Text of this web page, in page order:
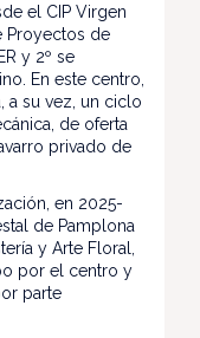
el CIP Virgen
Proyectos de
y 2º se
En este centro,
a su vez, un ciclo
de oferta
privado de
en 2025-
de Pamplona
y Arte Floral,
por el centro y
parte